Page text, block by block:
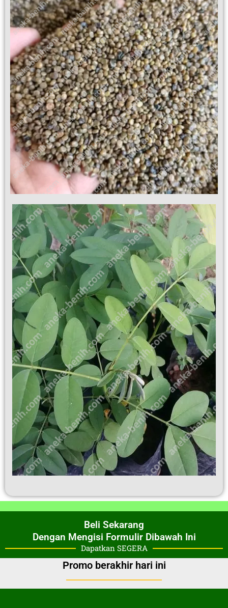
Beli Sekarang
Dengan Mengisi Formulir Dibawah Ini
Dapatkan SEGERA
Promo berakhir hari ini